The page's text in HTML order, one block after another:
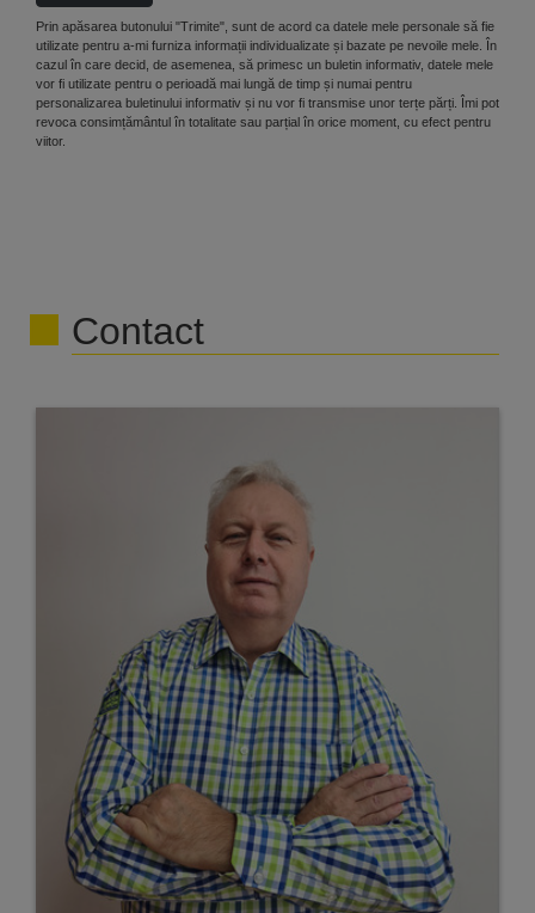
Prin apăsarea butonului "Trimite", sunt de acord ca datele mele personale să fie
utilizate pentru a-mi furniza informații individualizate și bazate pe nevoile mele. În
cazul în care decid, de asemenea, să primesc un buletin informativ, datele mele
vor fi utilizate pentru o perioadă mai lungă de timp și numai pentru
personalizarea buletinului informativ și nu vor fi transmise unor terțe părți. Îmi pot
revoca consimțământul în totalitate sau parțial în orice moment, cu efect pentru
viitor.
Contact